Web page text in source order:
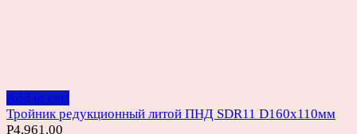
Add to cart
Тройник редукционный литой ПНД SDR11 D160х110мм
Р4,961.00